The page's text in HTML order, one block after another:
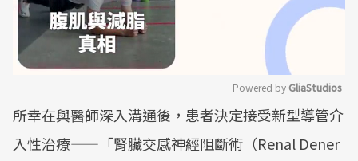
Mute
Powered by GliaStudios
所幸在與醫師深入溝通後，患者決定接受新型導管介
入性治療——「腎臟交感神經阻斷術（Renal Dener